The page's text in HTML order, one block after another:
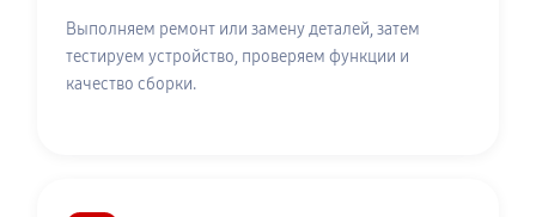
Выполняем ремонт или замену деталей, затем
тестируем устройство, проверяем функции и
качество сборки.